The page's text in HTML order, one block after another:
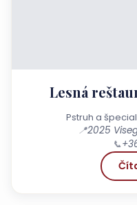
Lesná
Pstruh a
📍2025
📞